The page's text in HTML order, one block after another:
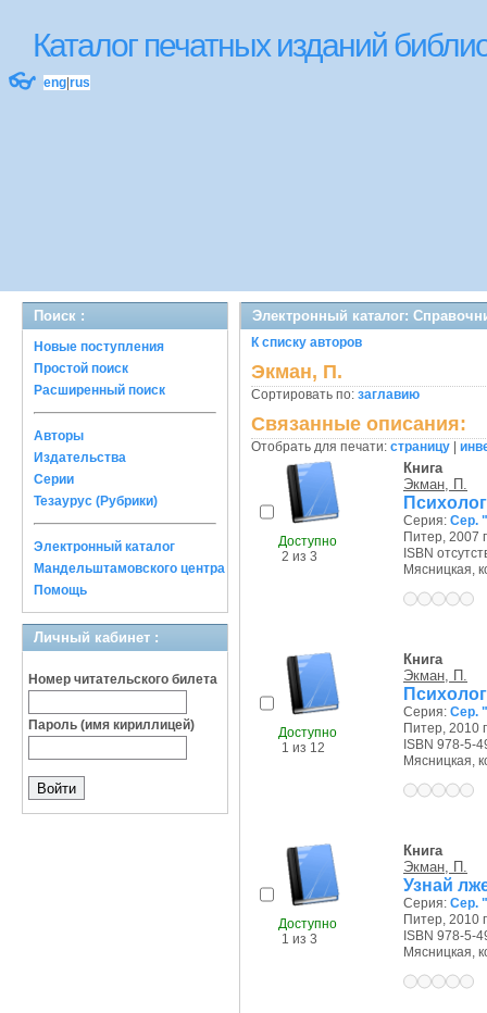
Каталог печатных изданий
👓 eng rus
Поиск :
Новые поступления
Простой поиск
Расширенный поиск
Авторы
Издательства
Серии
Тезаурус (Рубрики)
Электронный каталог
Мандельштамовского центра
Помощь
Личный кабинет :
Номер читательского билета
Пароль (имя кириллицей)
Электронный каталог:
К списку авторов
Экман, П.
Сортировать по: заглавию
Связанные описания:
Отобрать для печати: страницу
Доступно
2 из 3
Книга
Экман, П.
Серия: Сер.
Питер, 2007
ISBN
Мясницкая,
Доступно
1 из 12
Книга
Экман, П.
Серия: Сер.
Питер, 2010
ISBN 978-5-
Мясницкая,
Доступно
1 из 3
Книга
Экман, П.
Узнай
Серия: Сер.
Питер, 2010
ISBN 978-5-
Мясницкая,